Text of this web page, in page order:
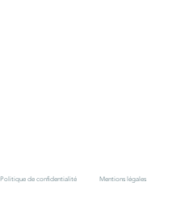
Politique de confidentialité Mentions légales